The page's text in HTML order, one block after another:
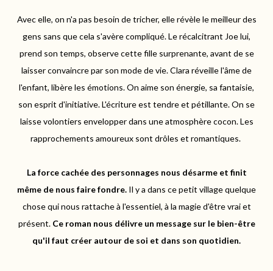
Avec elle, on n'a pas besoin de tricher, elle révèle le meilleur des
gens sans que cela s'avère compliqué.Le récalcitrant Joe lui,
prend son temps, observe cette fille surprenante, avant de se
laisser convaincre par son mode de vie.Clara réveille l'âme de
l'enfant, libère les émotions.On aime son énergie, sa fantaisie,
son esprit d'initiative.L'écriture est tendre et pétillante.On se
laisse volontiers envelopper dans une atmosphère cocon.Les
rapprochements amoureux sont drôles et romantiques.
La force cachée des personnages nous désarme et finit
même de nous faire fondre. Il y a dans ce petit village quelque
chose qui nous rattache à l'essentiel, à la magie d'être vrai et
présent. Ce roman nous délivre un message sur le bien-être
qu'il faut créer autour de soi et dans son quotidien.